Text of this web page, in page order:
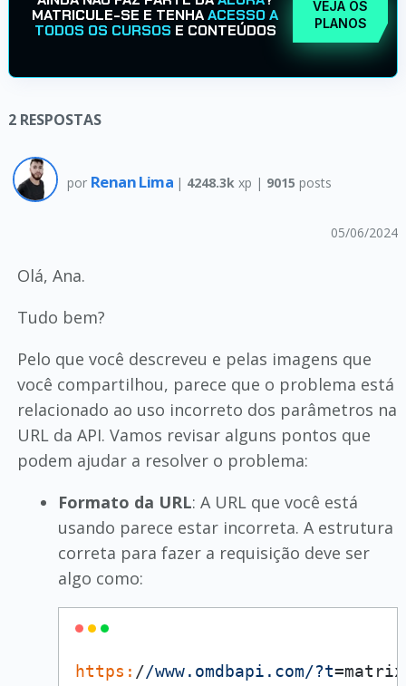
MATRICULE-SE E TENHAACESSO A
TODOS OS CURSOS E CONTEÚDOS
VEJA OS
PLANOS
2 RESPOSTAS
por Renan Lima | 4248.3k xp | 9015 posts
05/06/2024
Olá, Ana.
Tudo bem?
Pelo que você descreveu e pelas imagens que
você compartilhou, parece que o problema está
relacionado ao uso incorreto dos parâmetros na
URL da API. Vamos revisar alguns pontos que
podem ajudar a resolver o problema:
Formato da URL: A URL que você está
usando parece estar incorreta. A estrutura
correta para fazer a requisição deve ser
algo como:
https: //www.omdbapi.com/?t